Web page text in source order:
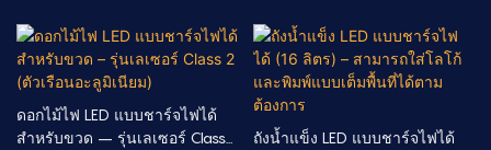
ดอกไม้ไฟ LED แบบชาร์จไฟได้
สำหรับขวด – รุ่นเลเซอร์ Class
ถังน้ำแข็ง LED แบบชาร์จไฟได้